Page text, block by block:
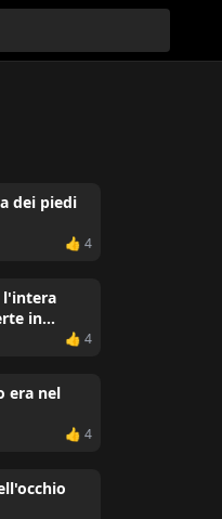
dei piedi
👍 4
l'intera
in
👍 4
era nel
👍 4